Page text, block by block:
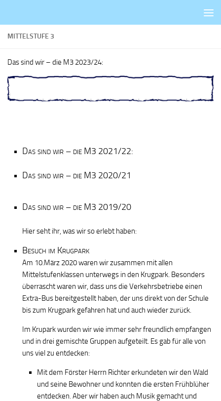
MITTELSTUFE 3
Das sind wir – die M3 2023/24:
Das sind wir – die M3 2021/22:
Das sind wir – die M3 2020/21
Das sind wir – die M3 2019/20
Hier seht ihr, was wir so erlebt haben:
Besuch im Krugpark
Am 10.März 2020 waren wir zusammen mit allen
Mittelstufenklassen unterwegs in den Krugpark. Besonders
überrascht waren wir, dass uns die Verkehrsbetriebe einen
Extra-Bus bereitgestellt haben, der uns direkt von der Schule
bis zum Krugpark gefahren hat und auch wieder zurück.
Im Krupark wurden wir wie immer sehr freundlich empfangen
und in drei gemischte Gruppen aufgeteilt. Es gab für alle von
uns viel zu entdecken:
Mit dem Förster Herrn Richter erkundeten wir den Wald
und seine Bewohner und konnten die ersten Frühblüher
entdecken. Aber wir haben auch Musik gemacht und